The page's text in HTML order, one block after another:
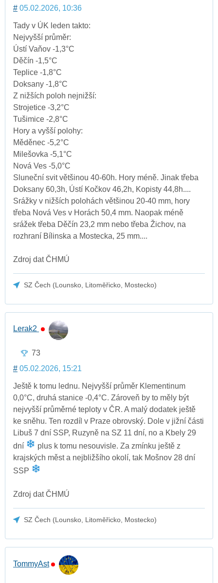
# 05.02.2026, 10:36
Tady v ÚK leden takto:
Nejvyšší průměr:
Ústí Vaňov -1,3°C
Děčín -1,5°C
Teplice -1,8°C
Doksany -1,8°C
Z nižších poloh nejnižší:
Strojetice -3,2°C
Tušimice -2,8°C
Hory a vyšší polohy:
Měděnec -5,2°C
Milešovka -5,1°C
Nová Ves -5,0°C
Sluneční svit většinou 40-60h. Hory méně. Jinak třeba
Doksany 60,3h, Ústí Kočkov 46,2h, Kopisty 44,8h....
Srážky v nižších polohách většinou 20-40 mm, hory
třeba Nová Ves v Horách 50,4 mm. Naopak méně
srážek třeba Děčín 23,2 mm nebo třeba Žichov, na
rozhraní Bílinska a Mostecka, 25 mm....
Zdroj dat ČHMÚ
SZ Čech (Lounsko, Litoměřicko, Mostecko)
Lerak2
73
# 05.02.2026, 15:21
Ještě k tomu lednu. Nejvyšší průměr Klementinum
0,0°C, druhá stanice -0,4°C. Zároveň by to měly být
nejvyšší průměrné teploty v ČR. A malý dodatek ještě
ke sněhu. Ten rozdíl v Praze obrovský. Dole v jižní části
Libuš 7 dní SSP, Ruzyně na SZ 11 dní, no a Kbely 29
dní
plus k tomu nesouvisle. Za zmínku ještě z
krajských měst a nejbližšího okolí, tak Mošnov 28 dní
SSP
Zdroj dat ČHMÚ
SZ Čech (Lounsko, Litoměřicko, Mostecko)
TommyAst